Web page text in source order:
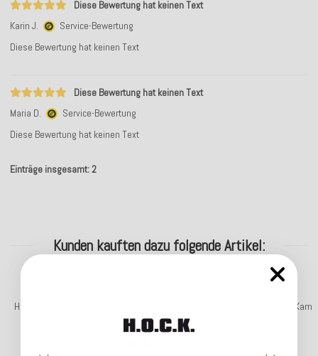
Diese Bewertung hat keinen Text
Karin J.
Service-Bewertung
Diese Bewertung hat keinen Text
Diese Bewertung hat keinen Text
Maria D.
Service-Bewertung
Diese Bewertung hat keinen Text
Einträge insgesamt: 2
Kunden kauften dazu folgende Artikel:
H.O.C.K. Kami Outdoor Bodenkissen 60x60x10cm coral col.
02 malle
H.O.C.K.